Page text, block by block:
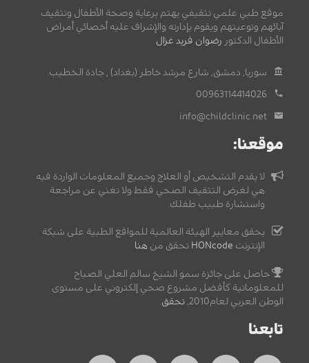
موقع طبي علمي تثقيفي يهتم برعاية وصحة الأطفال وتثقيف
آبائهم وتوعيتهم ويقوم بإدارته والإشراف عليه أخصائي أمراض
الأطفال الدكتور رضوان فريد غزال.
سوريا, دمشق, شارع مرشد خاطر (بغداد) , جادة الخطيب.
00963114414026
info@childclinic.net
موقعنا:
لا يقدم التشخيص أو العلاج وجميع المعلومات الواردة فيه
هي لغرض التثقيف الصحي فقط ولا تغني عن مراجعة
واستشارة طبيب طفلك.
يحقق معايير الهيئة العالمية للمواقع الطبية على شبكة
الإنترنت HONcode تحقق من هنا
حاصل على جائزة سمو الشيخ سالم العلي الصباح
للمعلوماتية كأفضل مشروع صحي إلكتروني على مستوى
الوطن العربي لعام2010,
تحقق.
تابعنا